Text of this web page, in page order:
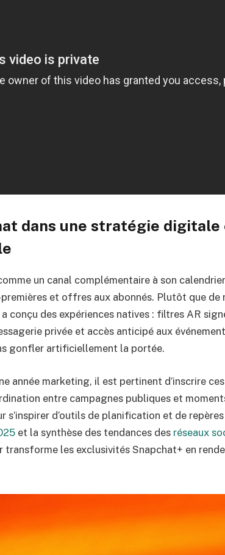
dans une stratégie digitale
un canal complémentaire à son
et offres aux abonnés. Plutôt que de
conçu des expériences natives : filtres AR
privée et accès anticipé aux
gonfler artificiellement la portée.
année marketing, il est pertinent d’inscrire
entre campagnes publiques et
s’inspirer d’outils de planification et de
et la synthèse des tendances des réseaux
transforme les exclusivités Snapchat+ en